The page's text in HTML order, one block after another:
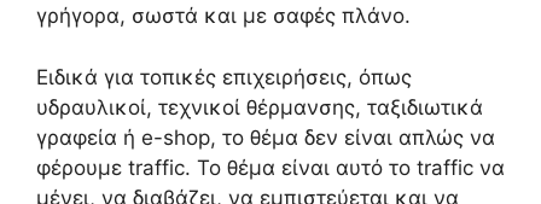
γρήγορα, σωστά και με σαφές πλάνο.
Ειδικά για τοπικές επιχειρήσεις, όπως
υδραυλικοί, τεχνικοί θέρμανσης, ταξιδιωτικά
γραφεία ή e-shop, το θέμα δεν είναι απλώς να
φέρουμε traffic. Το θέμα είναι αυτό το traffic να
μένει, να διαβάζει, να εμπιστεύεται και να